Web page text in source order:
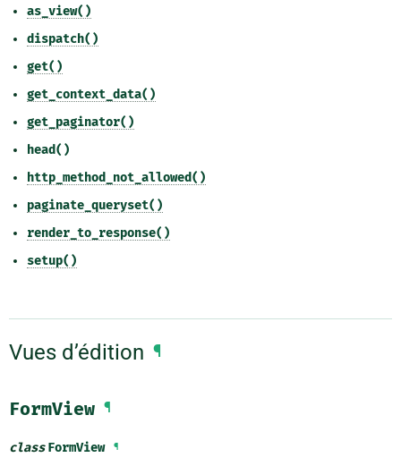
as_view()
dispatch()
get()
get_context_data()
get_paginator()
head()
http_method_not_allowed()
paginate_queryset()
render_to_response()
setup()
Vues d’édition ¶
FormView ¶
class FormView ¶